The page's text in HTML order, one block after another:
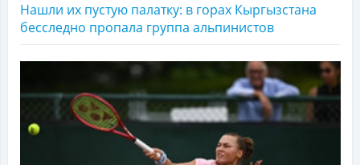
Нашли их пустую палатку: в горах Кыргызстана
бесследно пропала группа альпинистов